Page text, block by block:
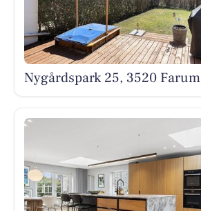
Nygårdspark 25, 3520 Farum